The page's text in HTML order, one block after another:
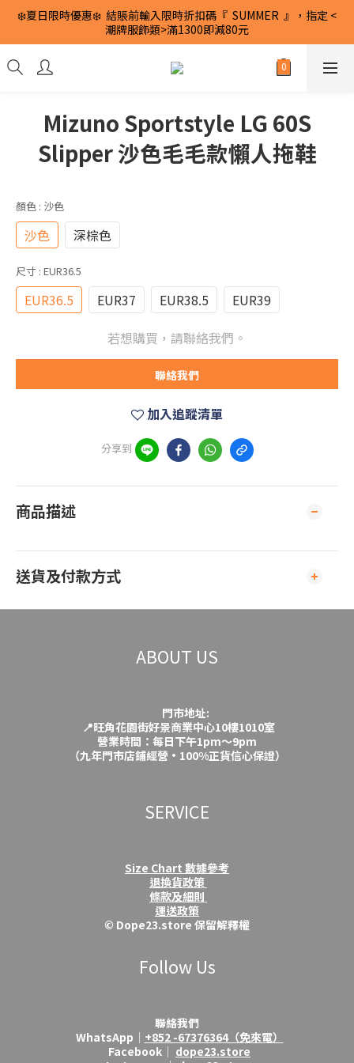
❄️夏日限時優惠❄️  結賬前輸入限時折扣碼『  SUMMER  』，指定 <
潮牌服飾類>滿1300即減80元
Mizuno Sportstyle LG 60S
Slipper 沙色毛毛款懶人拖鞋
顏色 : 沙色
沙色 深棕色
尺寸 : EUR36.5
EUR36.5 EUR37 EUR38.5
EUR39
若想購買，請聯絡我們。
聯絡我們
加入追蹤清單
分享到
商品描述
送貨及付款方式
ABOUT US
門市地址:
📍旺角花園街好景商業中心10樓1010室
營業時間：每日下午1pm～9pm
（九年門市店鋪經營·100%正貨信心保證）
SERVICE
Size Chart 數據參考
退換貨政策
條款及細則
運送政策
© Dope23.store 保留解釋權
Follow Us
聯絡我們
WhatsApp│ +852 -67376364（免來電）
Facebook│ dope23.store